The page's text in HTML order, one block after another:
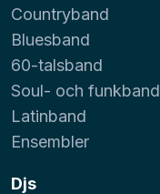
Countryband
Bluesband
60-talsband
Soul- och funkband
Latinband
Ensembler
Djs